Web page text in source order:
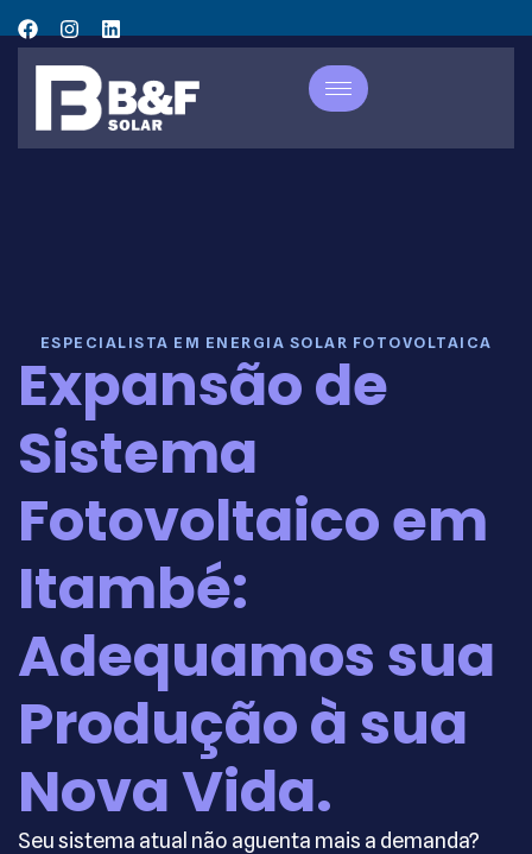
ESPECIALISTA EM ENERGIA SOLAR FOTOVOLTAICA
Expansão de
Sistema
Fotovoltaico em
Itambé:
Adequamos sua
Produção à sua
Nova Vida.
Seu sistema atual não aguenta mais a demanda?